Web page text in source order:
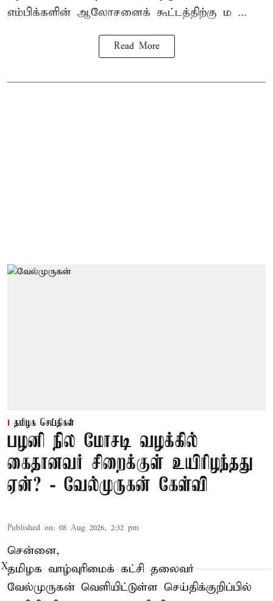
எம்பிக்களின் ஆலோசனைக் கூட்டத்திற்கு ம ...
Read More
தமிழக செய்திகள்
பழனி நில மோசடி வழக்கில்
கைதானவர் சிறைக்குள் உயிரிழந்தது
ஏன்? - வேல்முருகன் கேள்வி
Published on: 08 Aug 2026, 2:32 pm
சென்னை,
தமிழக வாழ்வுரிமைக் கட்சி தலைவர்
வேல்முருகன் வெளியிட்டுள்ள செய்திக்குறிப்பில்
X